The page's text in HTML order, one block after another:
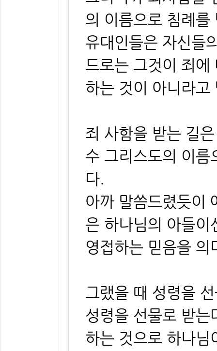
의 이름으로 침례를
유대인들은 자신들
드로는 그것이 죄에
하는 것이 아니라고
죄 사함을 받는 길
수 그리스도의 이름
다.
아까 말씀드렸듯이
은 하나님의 아들이
영접하는 믿음을 의
그랬을 때 성령을
성령을 선물로 받는
하는 것으로 하나님